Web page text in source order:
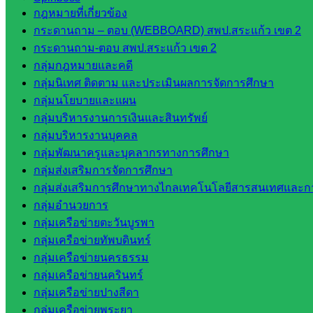
กฎหมายที่เกี่ยวข้อง
กระดานถาม – ตอบ (WEBBOARD) สพป.สระแก้ว เขต 2
กระดานถาม-ตอบ สพป.สระแก้ว เขต 2
กลุ่มกฎหมายและคดี
กลุ่มนิเทศ ติดตาม และประเมินผลการจัดการศึกษา
กลุ่มนโยบายและแผน
กลุ่มบริหารงานการเงินและสินทรัพย์
กลุ่มบริหารงานบุคคล
กลุ่มพัฒนาครูและบุคลากรทางการศึกษา
กลุ่มส่งเสริมการจัดการศึกษา
กลุ่มส่งเสริมการศึกษาทางไกลเทคโนโลยีสารสนเทศและ
กลุ่มอำนวยการ
กลุ่มเครือข่ายตะวันบูรพา
กลุ่มเครือข่ายทัพบดินทร์
กลุ่มเครือข่ายนครธรรม
กลุ่มเครือข่ายนครินทร์
กลุ่มเครือข่ายปางสีดา
กลุ่มเครือข่ายพระยา
เว็บไซต์ อ.ค.ก.ศ.เขตพื้นที่การศึกษา
ดาวน์โหลดเอกสาร
กลุ่มอำนวยการ
กลุ่มบริหารงานงานเงินและสินทรัพย์
กลุ่มนโยบายและแผน
กลุ่มส่งเสริมการจัดการศึกษา
กลุ่มบริหารงานบุคคล
กลุ่มพัฒนาครูและบุคลากรฯ
กลุ่มนิเทศติดตามและประเมินผลฯ
::: ©2021 sakarea2.go.th. All rights reserved. Design By SK2 ICT
สอบถามได้นะคะ